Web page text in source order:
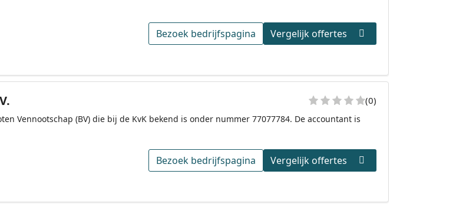
Bezoek bedrijfspagina Vergelijk offertes
(0)
Vennootschap (BV) die bij de KvK bekend is onder nummer 77077784. De accountant is
Bezoek bedrijfspagina Vergelijk offertes